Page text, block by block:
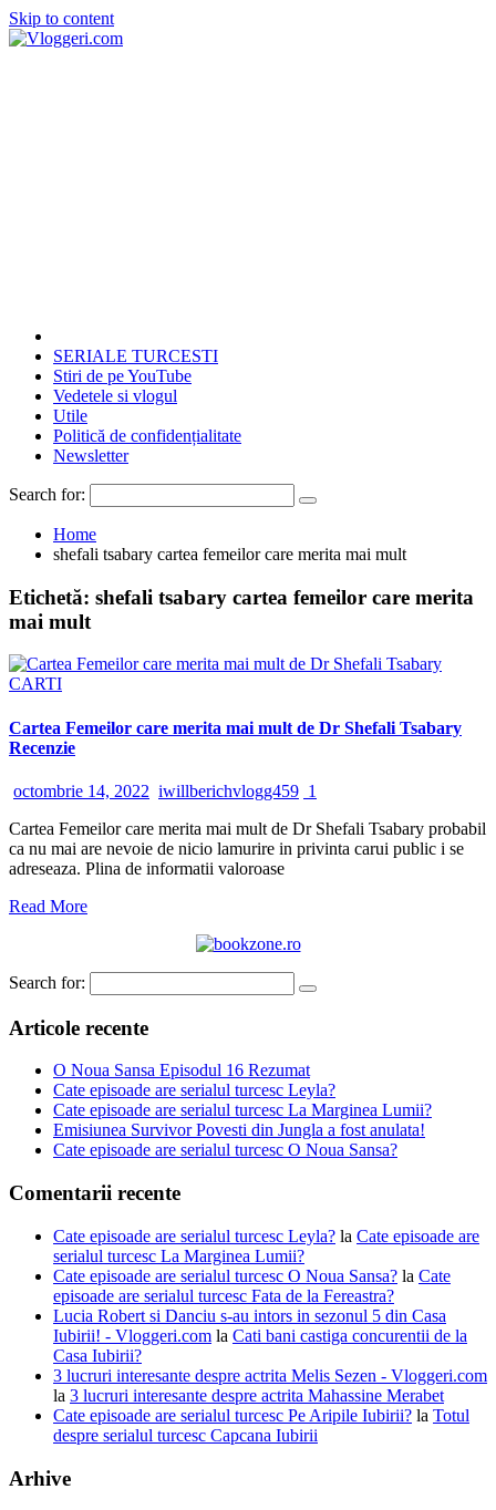
Skip to content
SERIALE TURCESTI
Stiri de pe YouTube
Vedetele si vlogul
Utile
Politică de confidențialitate
Newsletter
Search for:
Home
shefali tsabary cartea femeilor care merita mai mult
Etichetă: shefali tsabary cartea femeilor care merita
mai mult
CARTI
Cartea Femeilor care merita mai mult de Dr Shefali Tsabary
Recenzie
octombrie 14, 2022 iwillberichvlogg459 1
Cartea Femeilor care merita mai mult de Dr Shefali Tsabary probabil
ca nu mai are nevoie de nicio lamurire in privinta carui public i se
adreseaza. Plina de informatii valoroase
Read More
Search for:
Articole recente
O Noua Sansa Episodul 16 Rezumat
Cate episoade are serialul turcesc Leyla?
Cate episoade are serialul turcesc La Marginea Lumii?
Emisiunea Survivor Povesti din Jungla a fost anulata!
Cate episoade are serialul turcesc O Noua Sansa?
Comentarii recente
Cate episoade are serialul turcesc Leyla? la Cate episoade are
serialul turcesc La Marginea Lumii?
Cate episoade are serialul turcesc O Noua Sansa? la Cate
episoade are serialul turcesc Fata de la Fereastra?
Lucia Robert si Danciu s-au intors in sezonul 5 din Casa
Iubirii! - Vloggeri.com la Cati bani castiga concurentii de la
Casa Iubirii?
3 lucruri interesante despre actrita Melis Sezen - Vloggeri.com
la 3 lucruri interesante despre actrita Mahassine Merabet
Cate episoade are serialul turcesc Pe Aripile Iubirii? la Totul
despre serialul turcesc Capcana Iubirii
Arhive